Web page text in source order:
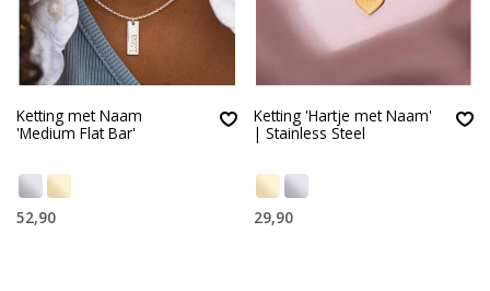
Ketting met Naam
'Medium Flat Bar'
52,90
Ketting 'Hartje met Naam'
| Stainless Steel
29,90